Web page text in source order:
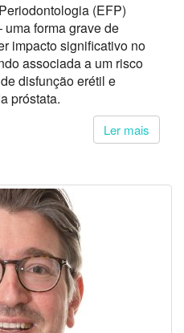
(EFP)
forma grave de
impacto significativo no
associada a um risco
disfunção erétil e
próstata.
Ler mais